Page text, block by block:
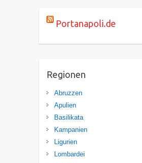
Portanapoli.de
Regionen
Abruzzen
Apulien
Basilikata
Kampanien
Ligurien
Lombardei